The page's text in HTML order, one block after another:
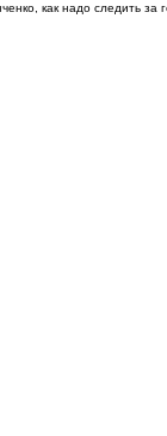
как надо следить за